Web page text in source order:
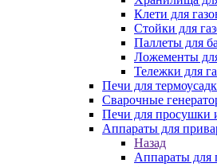
Клети для
Стойки для
Паллеты для
Ложементы
Тележки для
Печи для
Сварочные
Печи для просушки
Аппараты для
Назад
Аппараты для